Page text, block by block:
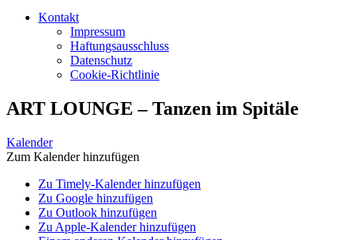
Kontakt
Impressum
Haftungsausschluss
Datenschutz
Cookie-Richtlinie
ART LOUNGE – Tanzen im Spitäle
Kalender
Zum Kalender hinzufügen
Zu Timely-Kalender hinzufügen
Zu Google hinzufügen
Zu Outlook hinzufügen
Zu Apple-Kalender hinzufügen